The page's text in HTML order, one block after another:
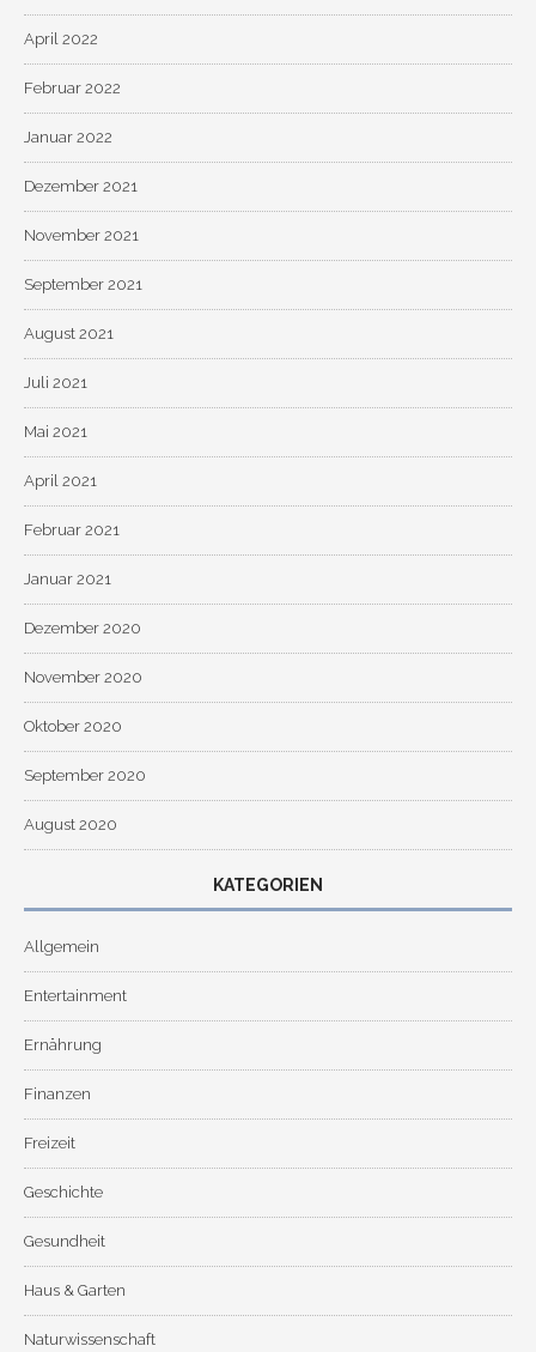
April 2022
Februar 2022
Januar 2022
Dezember 2021
November 2021
September 2021
August 2021
Juli 2021
Mai 2021
April 2021
Februar 2021
Januar 2021
Dezember 2020
November 2020
Oktober 2020
September 2020
August 2020
KATEGORIEN
Allgemein
Entertainment
Ernährung
Finanzen
Freizeit
Geschichte
Gesundheit
Haus & Garten
Naturwissenschaft